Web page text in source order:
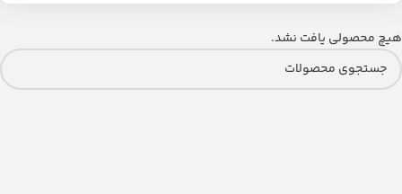
هیچ محصولی یافت نشد.